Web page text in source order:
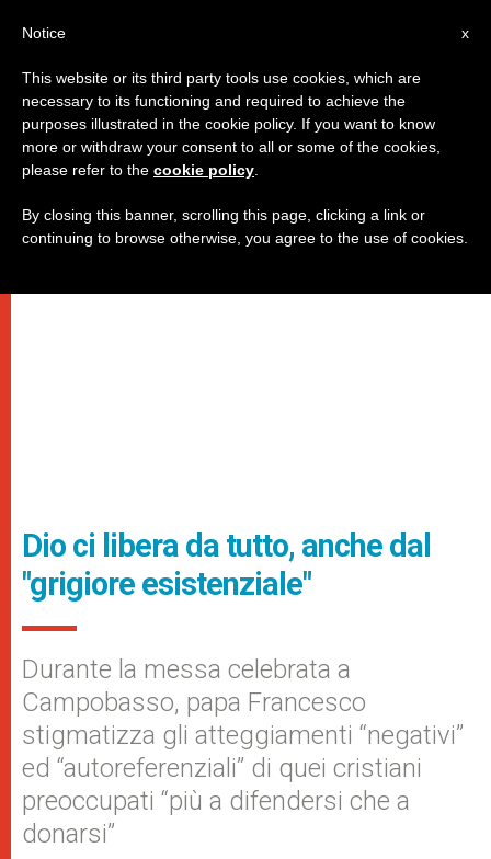
Dio ci libera da tutto, anche dal
"grigiore esistenziale"
Durante la messa celebrata a
Campobasso, papa Francesco
stigmatizza gli atteggiamenti “negativi”
ed “autoreferenziali” di quei cristiani
preoccupati “più a difendersi che a
donarsi”
x
Notice
This website or its third party tools use cookies, which are
necessary to its functioning and required to achieve the
purposes illustrated in the cookie policy. If you want to know
more or withdraw your consent to all or some of the cookies,
please refer to the cookie policy
By closing this banner, scrolling this page, clicking a link or
continuing to browse otherwise, you agree to the use of cookies.